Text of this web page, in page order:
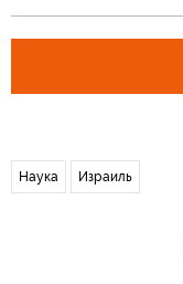
Наука Израиль